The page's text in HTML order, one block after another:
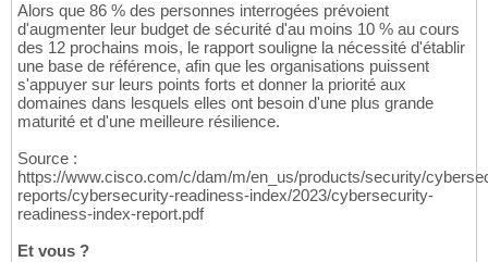
Alors que 86 % des personnes interrogées prévoient
d'augmenter leur budget de sécurité d'au moins 10 % au cours
des 12 prochains mois, le rapport souligne la nécessité d'établir
une base de référence, afin que les organisations puissent
s'appuyer sur leurs points forts et donner la priorité aux
domaines dans lesquels elles ont besoin d'une plus grande
maturité et d'une meilleure résilience.
Source :
https://www.cisco.com/c/dam/m/en_us/products/security/
reports/cybersecurity-readiness-index/2023/cybersecurity-
readiness-index-report.pdf
Et vous ?